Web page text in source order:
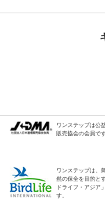
ワンステップは公
販売協会の会員です
ワンステップは、
然の保全を目的と
ドライフ・アジア
す。